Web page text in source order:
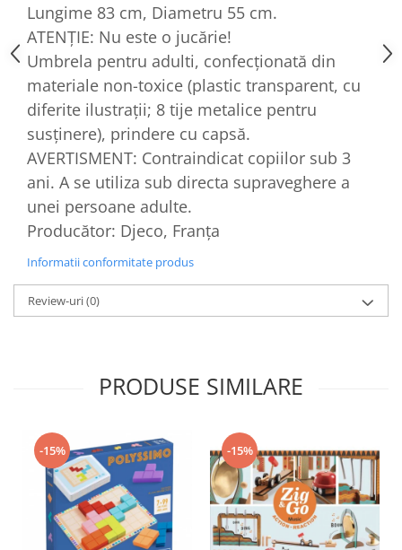
Lungime 83 cm, Diametru 55 cm.
ATENȚIE: Nu este o jucărie!
Umbrela pentru adulti, confecționată din
materiale non-toxice (plastic transparent, cu
diferite ilustrații; 8 tije metalice pentru
susținere), prindere cu capsă.
AVERTISMENT: Contraindicat copiilor sub 3
ani. A se utiliza sub directa supraveghere a
unei persoane adulte.
Producător: Djeco, Franța
Informatii conformitate produs
Review-uri(0)
PRODUSE SIMILARE
-15% -15%